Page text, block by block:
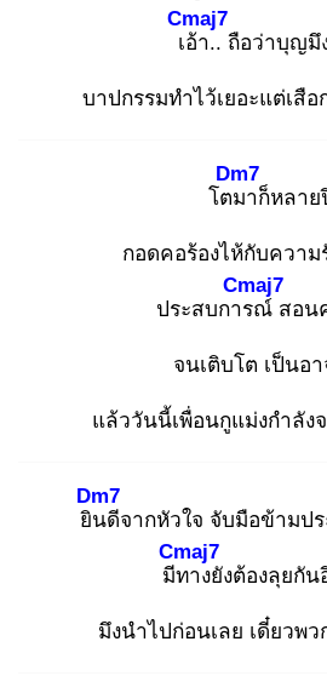
เอ้
Cmaj7
า.. ถือว่าบุญมึ
บาปกรรมทำไว้เยอะแต่เสื
โตม
Dm7
าก็หลาย
กอดคอร้องไห้กับควา
ประสบการ
Cmaj7
ณ์ สอน
จนเติบโต เป็นอา
แล้ววันนี้เพื่อนกูแม่งกำลัง
ยิน
Dm7
ดีจากหัวใจ จับมือข้ามป
มีท
Cmaj7
างยังต้องลุยกัน
มึงนำไปก่อนเลย เดี๋ยวพ